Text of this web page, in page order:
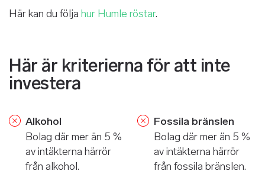
Här kan du följa hur Humle röstar.
Här är kriterierna för att inte
investera
Alkohol
Bolag där mer än 5 %
av intäkterna härrör
från alkohol.
Fossila bränslen
Bolag där mer än 5 %
av intäkterna härrör
från fossila bränslen.